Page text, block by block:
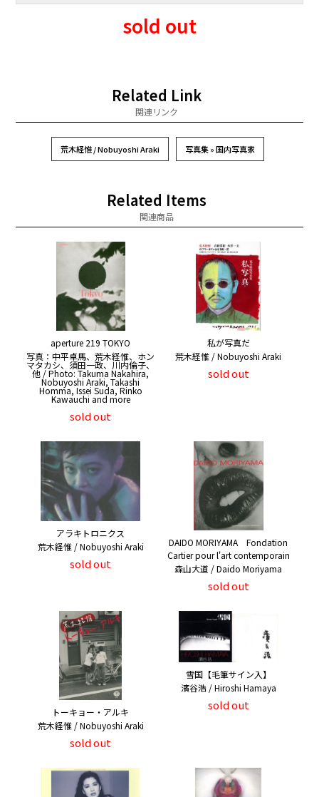
sold out
Related Link
関連リンク
荒木経惟 / Nobuyoshi Araki 写真集 » 国内写真家
Related Items
関連商品
aperture 219 TOKYO
写真：中平卓馬、荒木経惟、ホン
マタカシ、須田一政、川内倫子、
他 / Photo: Takuma Nakahira,
Nobuyoshi Araki, Takashi
Homma, Issei Suda, Rinko
Kawauchi and more
sold out
私が写真だ
荒木経惟 / Nobuyoshi Araki
sold out
アラキトロニクス
荒木経惟 / Nobuyoshi Araki
sold out
DAIDO MORIYAMA Fondation
Cartier pour l'art contemporain
森山大道 / Daido Moriyama
sold out
トーキョー・アルキ
荒木経惟 / Nobuyoshi Araki
sold out
雪国【毛筆サイン入】
濱谷浩 / Hiroshi Hamaya
sold out